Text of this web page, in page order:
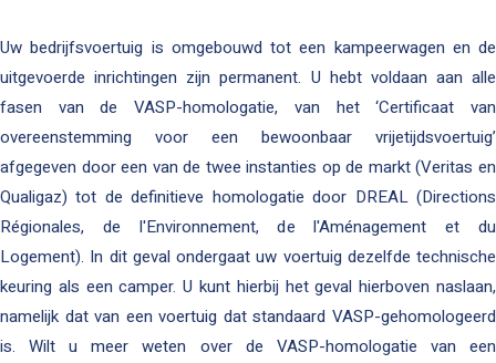
Uw bedrijfsvoertuig is omgebouwd tot een kampeerwagen en de
uitgevoerde inrichtingen zijn permanent. U hebt voldaan aan alle
fasen van de VASP-homologatie, van het ‘Certificaat van
overeenstemming voor een bewoonbaar vrijetijdsvoertuig’
afgegeven door een van de twee instanties op de markt (Veritas en
Qualigaz) tot de definitieve homologatie door DREAL (Directions
Régionales, de l'Environnement, de l'Aménagement et du
Logement). In dit geval ondergaat uw voertuig dezelfde technische
keuring als een camper. U kunt hierbij het geval hierboven naslaan,
namelijk dat van een voertuig dat standaard VASP-gehomologeerd
is. Wilt u meer weten over de VASP-homologatie van een